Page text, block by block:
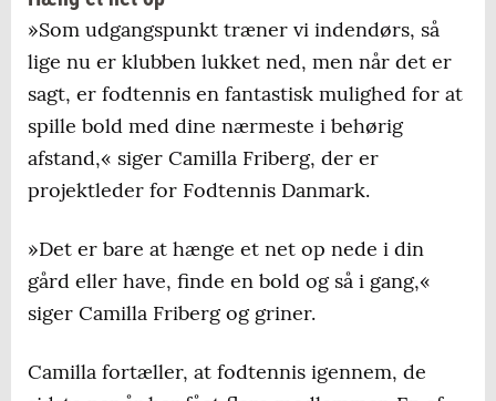
»Som udgangspunkt træner vi indendørs, så
lige nu er klubben lukket ned, men når det er
sagt, er fodtennis en fantastisk mulighed for at
spille bold med dine nærmeste i behørig
afstand,« siger Camilla Friberg, der er
projektleder for Fodtennis Danmark.
»Det er bare at hænge et net op nede i din
gård eller have, finde en bold og så i gang,«
siger Camilla Friberg og griner.
Camilla fortæller, at fodtennis igennem, de